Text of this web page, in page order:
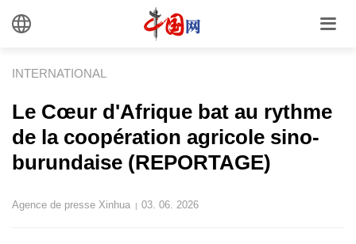
INTERNATIONAL
Le Cœur d'Afrique bat au rythme
de la coopération agricole sino-
burundaise (REPORTAGE)
Agence de presse Xinhua | 03. 06. 2026